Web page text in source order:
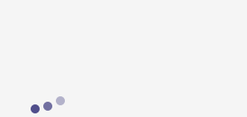
Loading...